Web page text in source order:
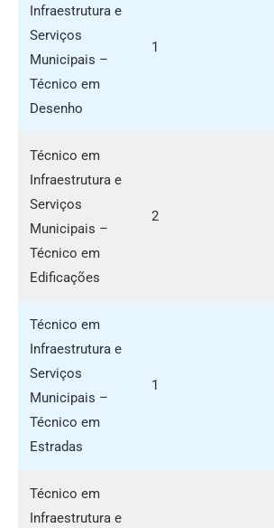
Infraestrutura e
Serviços
Municipais –
Técnico em
Desenho
1
Técnico em
Infraestrutura e
Serviços
Municipais –
Técnico em
Edificações
2
Técnico em
Infraestrutura e
Serviços
Municipais –
Técnico em
Estradas
1
Técnico em
Infraestrutura e